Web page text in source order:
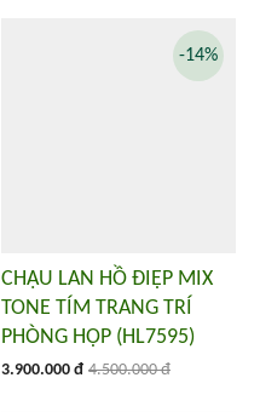
CHẬU LAN HỒ ĐIỆP MIX
TONE TÍM TRANG TRÍ
PHÒNG HỌP (HL7595)
3.900.000 đ 4.500.000 đ
-14%